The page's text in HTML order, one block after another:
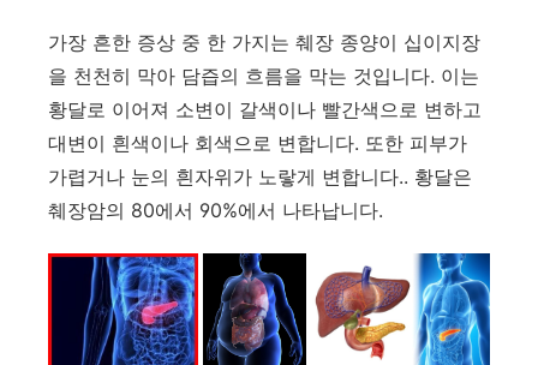
가장 흔한 증상 중 한 가지는 췌장 종양이 십이지장
을 천천히 막아 담즙의 흐름을 막는 것입니다. 이는
황달로 이어져 소변이 갈색이나 빨간색으로 변하고
대변이 흰색이나 회색으로 변합니다. 또한 피부가
가렵거나 눈의 흰자위가 노랗게 변합니다.. 황달은
췌장암의 80에서 90%에서 나타납니다.